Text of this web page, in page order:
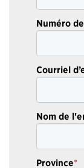
Numéro
Courriel
Nom de
Province*